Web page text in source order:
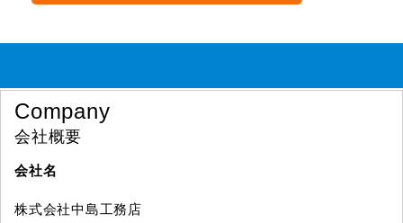
Company
会社概要
会社名
株式会社中島工務店